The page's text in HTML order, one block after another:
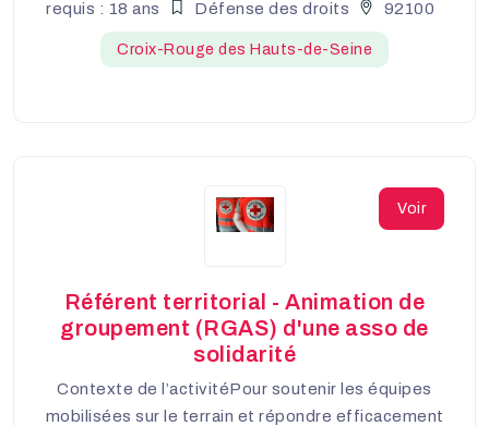
requis : 18 ans Défense des droits 92100
Croix-Rouge des Hauts-de-Seine
Voir
Référent territorial - Animation de
groupement (RGAS) d'une asso de
solidarité
Contexte de l’activitéPour soutenir les équipes
mobilisées sur le terrain et répondre efficacement